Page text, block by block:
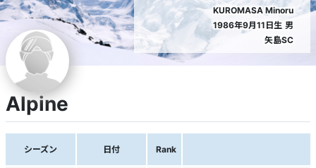
KUROMASA Minoru
1986年9月11日生 男
矢島SC
Alpine
シーズン 日付 Rank